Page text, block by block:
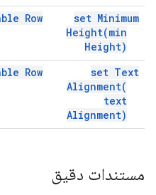
set Minimum
Height(min
Height)
Row
set Text
Alignment(
text
Alignment)
Row
مستندات دقیق